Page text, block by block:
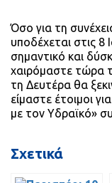
Όσο για τη
υποδέχεται στις 8
σημαντικό και
χαιρόμαστε τώρα
τη Δευτέρα θα
είμαστε έτοιμοι
με τον Υδραϊκό»
Σχετικά